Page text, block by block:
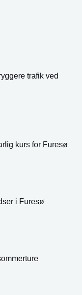
trafik ved
kurs for Furesø
i Furesø